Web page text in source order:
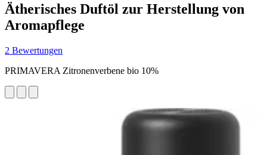
Ätherisches Duftöl zur Herstellung von
Aromapflege
2 Bewertungen
PRIMAVERA Zitronenverbene bio 10%